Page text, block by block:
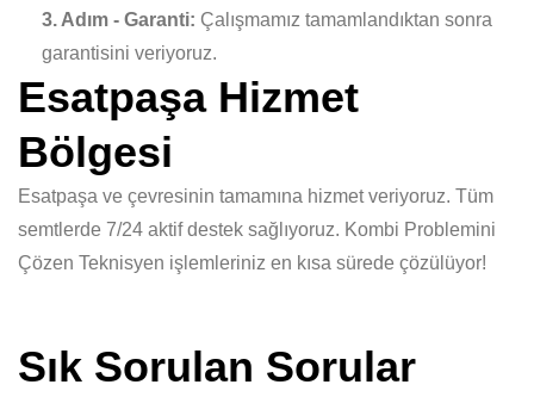
3. Adım - Garanti: Çalışmamız tamamlandıktan sonra
garantisini veriyoruz.
Esatpaşa Hizmet
Bölgesi
Esatpaşa ve çevresinin tamamına hizmet veriyoruz. Tüm
semtlerde 7/24 aktif destek sağlıyoruz. Kombi Problemini
Çözen Teknisyen işlemleriniz en kısa sürede çözülüyor!
Sık Sorulan Sorular